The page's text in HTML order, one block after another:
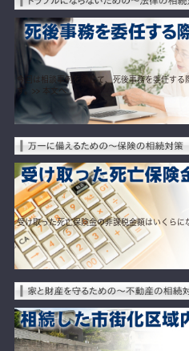
今回は相談事例を通じて、死後事務を委任す
す。
>> 本文へ
受け取った死亡保険金の非課税金額はいくらに